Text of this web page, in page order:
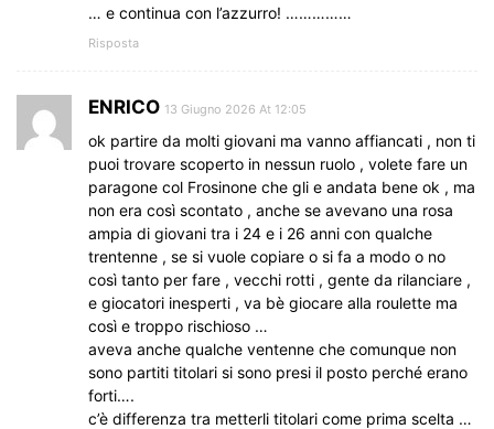
… e continua con l’azzurro! ……………
Risposta
ENRICO 13 Giugno 2026 At 12:05
ok partire da molti giovani ma vanno affiancati , non ti
puoi trovare scoperto in nessun ruolo , volete fare un
paragone col Frosinone che gli e andata bene ok , ma
non era così scontato , anche se avevano una rosa
ampia di giovani tra i 24 e i 26 anni con qualche
trentenne , se si vuole copiare o si fa a modo o no
così tanto per fare , vecchi rotti , gente da rilanciare ,
e giocatori inesperti , va bè giocare alla roulette ma
così e troppo rischioso …
aveva anche qualche ventenne che comunque non
sono partiti titolari si sono presi il posto perché erano
forti….
c’è differenza tra metterli titolari come prima scelta …